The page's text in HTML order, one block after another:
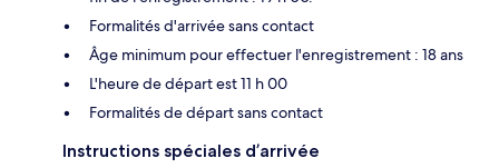
Formalités d'arrivée sans contact
Âge minimum pour effectuer l'enregistrement : 18 ans
L'heure de départ est 11 h 00
Formalités de départ sans contact
Instructions spéciales d’arrivée